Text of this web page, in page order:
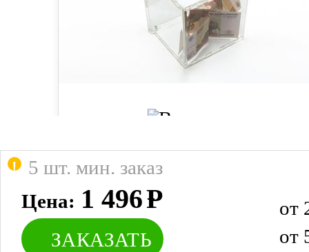
Цена: 1 496Р
ЗАКАЗАТЬ
от
от
5 шт. мин. заказ